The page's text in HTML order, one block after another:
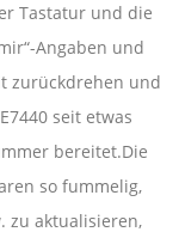
Tastatur und die
Angaben und
zurückdrehen und
seit etwas
bereitet.Die
so fummelig,
zu aktualisieren,